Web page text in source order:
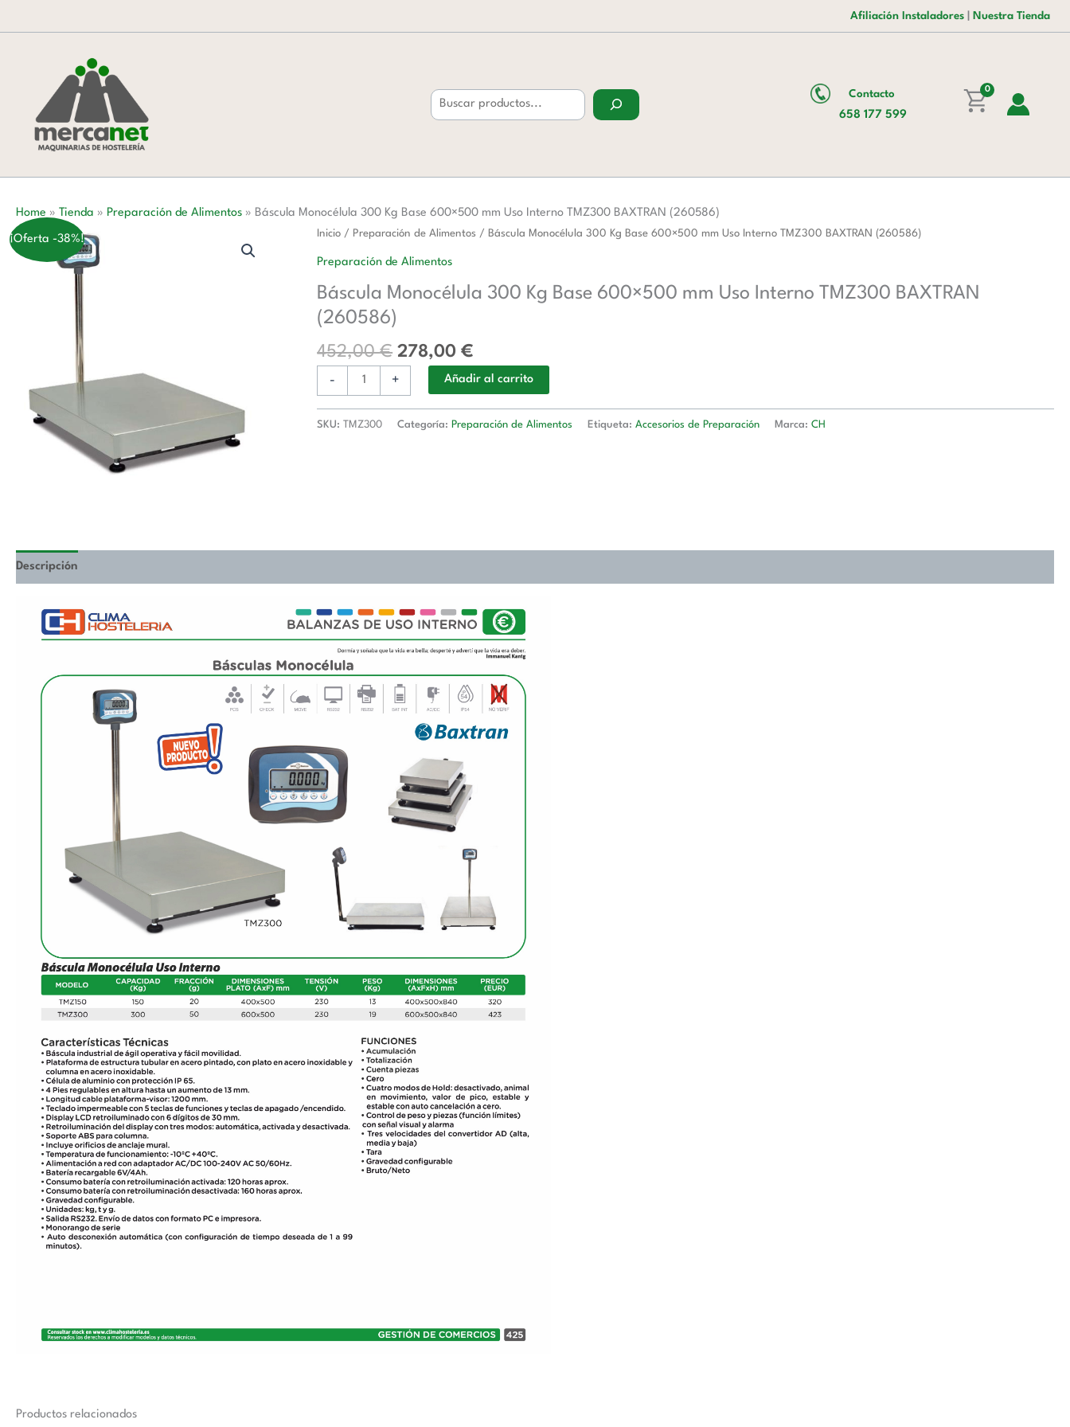
al
Afiliación Instaladores Nuestra Tienda
Contacto
658 177 599
0
Home » Tienda » Preparación de Alimentos » Báscula Monocélula 300 Kg Base 600×500 mm Uso Interno TMZ300 BAXTRAN (260586)
¡Oferta -38%! Inicio / Preparación de Alimentos / Báscula Monocélula 300 Kg Base 600×500 mm Uso Interno TMZ300 BAXTRAN (260586)
Preparación de Alimentos
Báscula Monocélula 300 Kg Base 600×500 mm Uso Interno TMZ300 BAXTRAN
(260586)
452,00€
El
precio
era:
278,00€
El
es:
-
Báscula
Kg
Base
mm
Uso
Interno
TMZ300
+ Añadir al carrito
SKU: TMZ300 Categoría: Preparación de Alimentos Etiqueta:Accesorios de Preparación Marca:CH
Descripción
Productos relacionados
452,00 €.278,00 €.
Base
Uso
Interno
(260586)